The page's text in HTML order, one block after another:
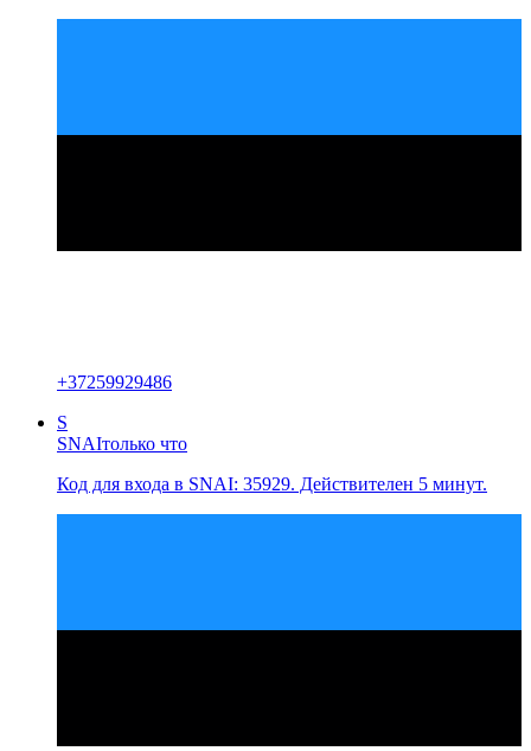
+37259929486
S
SNAIтолько что
Код для входа в SNAI: 35929. Действителен 5 минут.